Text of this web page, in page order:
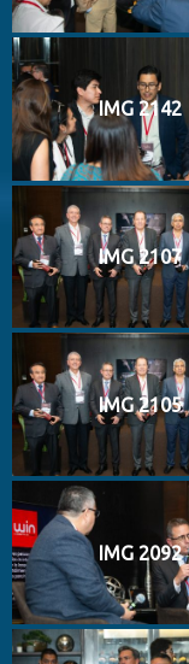
IMG 2142
IMG 2107
IMG 2105
IMG 2092